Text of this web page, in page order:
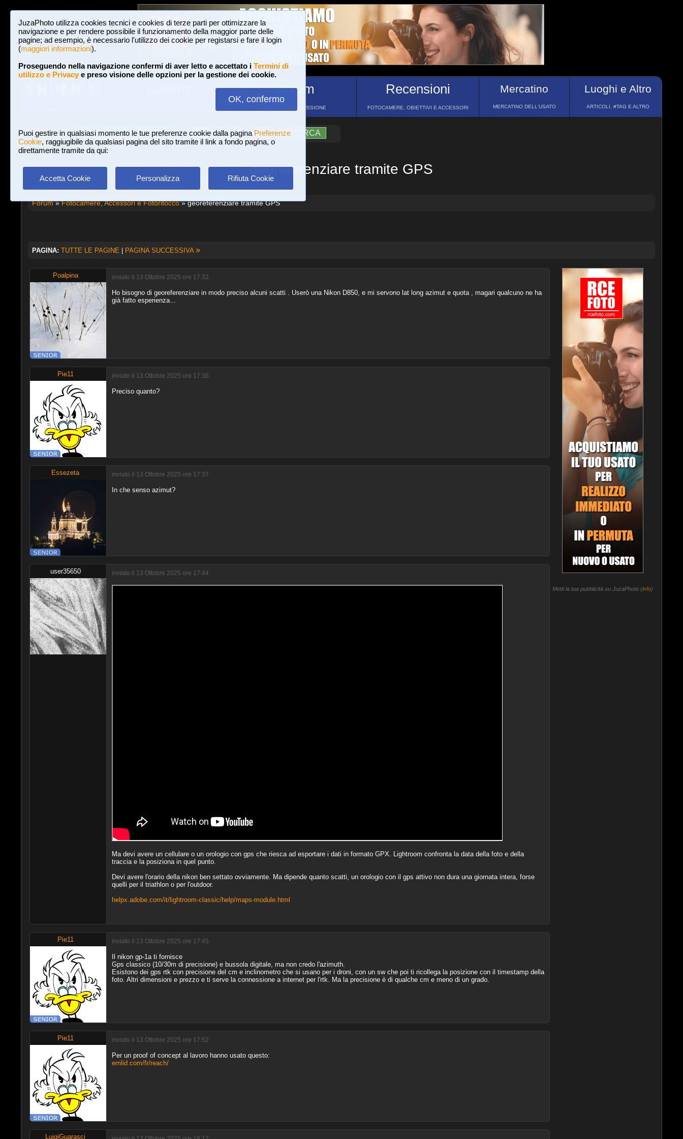
JuzaPhoto utilizza cookies tecnici e cookies di terze parti per ottimizzare la
navigazione e per rendere possibile il funzionamento della maggior parte delle
pagine; ad esempio, è necessario l'utilizzo dei cookie per registarsi e fare il login
(maggiori informazioni).
Proseguendo nella navigazione confermi di aver letto e accettato i Termini di
utilizzo e Privacye preso visione delle opzioni per la gestione dei cookie.
OK, confermo
Puoi gestire in qualsiasi momento le tue preferenze cookie dalla pagina Preferenze
Cookie, raggiugibile da qualsiasi pagina del sito tramite il link a fondo pagina, o
direttamente tramite da qui:
Accetta Cookie Personalizza Rifiuta Cookie
Forum
FORUM DI DISCUSSIONE
Recensioni
FOTOCAMERE, OBIETTIVI E ACCESSORI
Mercatino
MERCATINO DELL'USATO
Luoghi e Altro
ARTICOLI, #TAG E ALTRO
Login Iscriviti a JuzaPhoto! A A ?AIUTO RICERCA
georeferenziare tramite GPS
Forum»Fotocamere, Accessori e Fotoritocco» georeferenziare tramite GPS
PAGINA: TUTTE LE PAGINE | PAGINA SUCCESSIVA »
Poalpina inviato il 13 Ottobre 2025 ore 17:32
Ho bisogno di georeferenziare in modo preciso alcuni scatti . Userò una Nikon D850, e mi servono lat long azimut e quota , magari qualcuno ne ha
già fatto esperienza...
Pie11 inviato il 13 Ottobre 2025 ore 17:36
Preciso quanto?
Essezeta inviato il 13 Ottobre 2025 ore 17:37
In che senso azimut?
user35650 inviato il 13 Ottobre 2025 ore 17:44
Ma devi avere un cellulare o un orologio con gps che riesca ad esportare i dati in formato GPX. Lightroom confronta la data della foto e della
traccia e la posiziona in quel punto.
Devi avere l'orario della nikon ben settato ovviamente. Ma dipende quanto scatti, un orologio con il gps attivo non dura una giornata intera, forse
quelli per il triathlon o per l'outdoor.
helpx.adobe.com/it/lightroom-classic/help/maps-module.html
Pie11 inviato il 13 Ottobre 2025 ore 17:45
Il nikon gp-1a ti fornisce
Gps classico (10/30m di precisione) e bussola digitale, ma non credo l'azimuth.
Esistono dei gps rtk con precisione del cm e inclinometro che si usano per i droni, con un sw che poi ti ricollega la posizione con il timestamp della
foto. Altri dimensioni e prezzo e ti serve la connessione a internet per l'rtk. Ma la precisione è di qualche cm e meno di un grado.
Pie11 inviato il 13 Ottobre 2025 ore 17:52
Per un proof of concept al lavoro hanno usato questo:
emlid.com/fr/reach/
LuigiGuarasci
Metti la tua pubblicità su JuzaPhoto (info)